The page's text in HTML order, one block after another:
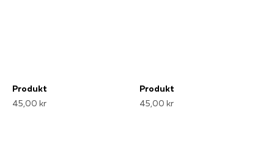
Produkt
45,00 kr
Produkt
45,00 kr